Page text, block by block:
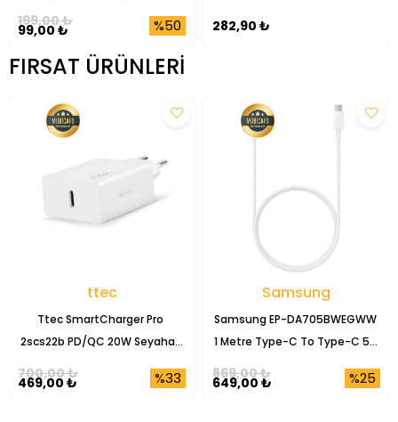
%50
99,00 ₺
199,00 ₺ 282,90 ₺
FIRSAT ÜRÜNLERI
ttec
Ttec SmartCharger Pro
2scs22b PD/QC 20W Seyahat
%33
469,00 ₺
700,00 ₺
Samsung
Samsung EP-DA705BWEGWW
1 Metre Type-C To Type-C 5A
%25
649,00 ₺
869,00 ₺